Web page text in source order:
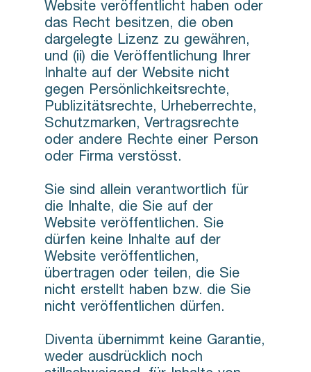
Website veröffentlicht haben oder
das Recht besitzen, die oben
dargelegte Lizenz zu gewähren,
und (ii) die Veröffentlichung Ihrer
Inhalte auf der Website nicht
gegen Persönlichkeitsrechte,
Publizitätsrechte, Urheberrechte,
Schutzmarken, Vertragsrechte
oder andere Rechte einer Person
oder Firma verstösst.
Sie sind allein verantwortlich für
die Inhalte, die Sie auf der
Website veröffentlichen. Sie
dürfen keine Inhalte auf der
Website veröffentlichen,
übertragen oder teilen, die Sie
nicht erstellt haben bzw. die Sie
nicht veröffentlichen dürfen.
Diventa übernimmt keine Garantie,
weder ausdrücklich noch